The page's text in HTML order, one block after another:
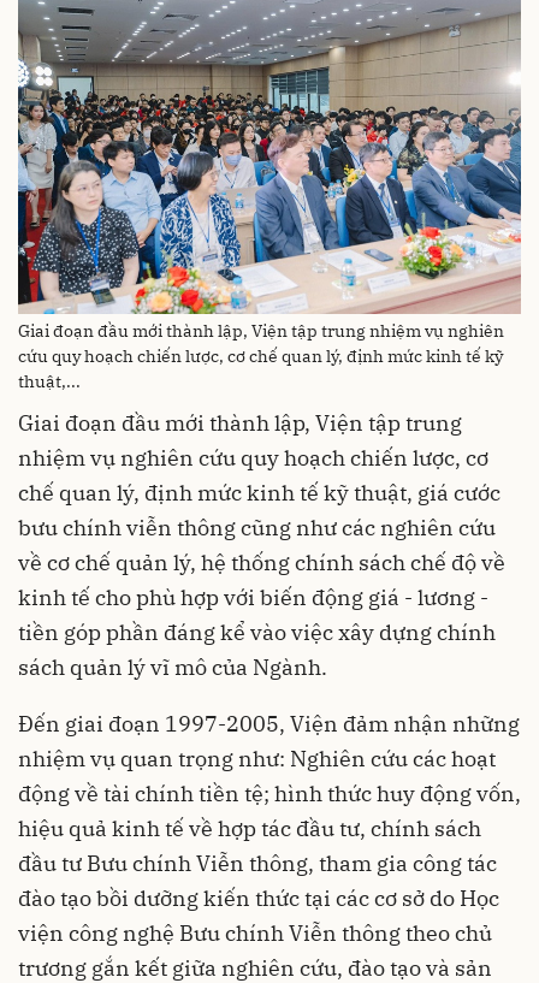
Giai đoạn đầu mới thành lập, Viện tập trung nhiệm vụ nghiên
cứu quy hoạch chiến lược, cơ chế quan lý, định mức kinh tế kỹ
thuật,...
Giai đoạn đầu mới thành lập, Viện tập trung
nhiệm vụ nghiên cứu quy hoạch chiến lược, cơ
chế quan lý, định mức kinh tế kỹ thuật, giá cước
bưu chính viễn thông cũng như các nghiên cứu
về cơ chế quản lý, hệ thống chính sách chế độ về
kinh tế cho phù hợp với biến động giá - lương -
tiền góp phần đáng kể vào việc xây dựng chính
sách quản lý vĩ mô của Ngành.
Đến giai đoạn 1997-2005, Viện đảm nhận những
nhiệm vụ quan trọng như: Nghiên cứu các hoạt
động về tài chính tiền tệ; hình thức huy động vốn,
hiệu quả kinh tế về hợp tác đầu tư, chính sách
đầu tư Bưu chính Viễn thông, tham gia công tác
đào tạo bồi dưỡng kiến thức tại các cơ sở do Học
viện công nghệ Bưu chính Viễn thông theo chủ
trương gắn kết giữa nghiên cứu, đào tạo và sản